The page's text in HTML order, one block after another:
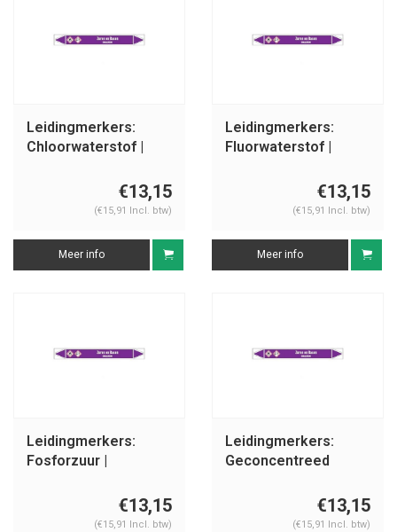
Leidingmerkers:
Chloorwaterstof |
€13,15
(€15,91 Incl. btw)
Meer info
Leidingmerkers:
Fluorwaterstof |
€13,15
(€15,91 Incl. btw)
Meer info
Leidingmerkers:
Fosforzuur |
€13,15
(€15,91 Incl. btw)
Leidingmerkers:
Geconcentreed
Nederlands | Zuren
€13,15
(€15,91 Incl. btw)